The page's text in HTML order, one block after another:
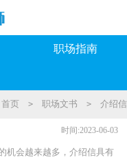
职场指南
首页 > 职场文书 > 介绍信
时间:2023-06-03
机会越来越多，介绍信具有